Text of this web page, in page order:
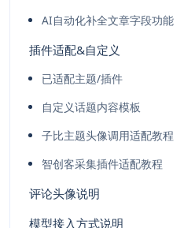
AI自动化补全文章字段功能
插件适配&自定义
已适配主题/插件
自定义话题内容模板
子比主题头像调用适配教程
智创客采集插件适配教程
评论头像说明
模型接入方式说明